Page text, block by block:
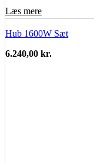
Læs mere
Hub 1600W Sæt
6.240,00 kr.